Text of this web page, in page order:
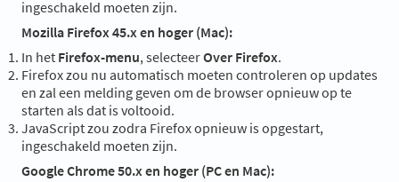
ingeschakeld moeten zijn.
Mozilla Firefox 45.x en hoger (Mac):
In het Firefox-menu, selecteerOver Firefox.
Firefox zou nu automatisch moeten controleren op updates
en zal een melding geven om de browser opnieuw op te
starten als dat is voltooid.
JavaScript zou zodra Firefox opnieuw is opgestart,
ingeschakeld moeten zijn.
Google Chrome 50.x en hoger (PC en Mac):